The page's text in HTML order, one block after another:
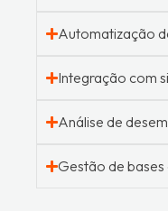
Automatização
Integração com
Análise de
Gestão de bases